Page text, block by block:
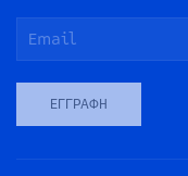
ΕΓΓΡΑΦΉ